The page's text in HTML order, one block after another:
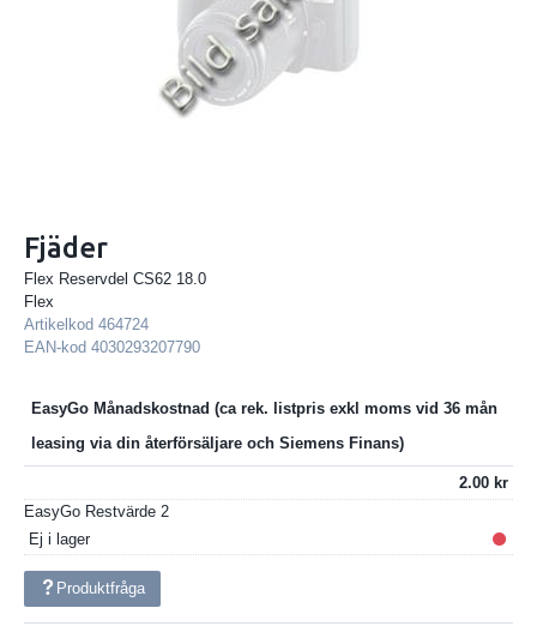
Fjäder
Flex Reservdel CS62 18.0
Flex
Artikelkod 464724
EAN-kod 4030293207790
EasyGo Månadskostnad
2.00
EasyGo Restvärde 2
Ej i lager
Produktfråga